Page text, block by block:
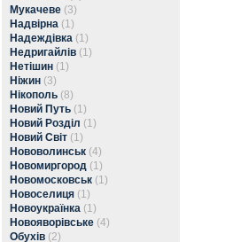
Мукачеве (3)
Надвірна (1)
Надеждівка (1)
Недригайлів (1)
Нетішин (1)
Ніжин (3)
Нікополь (8)
Новий Путь (1)
Новий Розділ (1)
Новий Світ (1)
Нововолинськ (4)
Новомиргород (1)
Новомосковськ (1)
Новоселиця (1)
Новоукраїнка (1)
Новояворівське (4)
Обухів (2)